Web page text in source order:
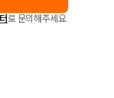
로 문의해주세요.